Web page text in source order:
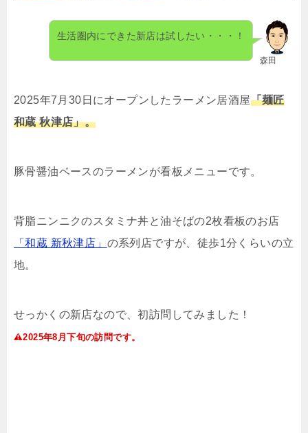
森田
生活圏内にできた新店は試したい・・・！
2025年7月30日にオープンしたラーメン居酒屋「麺匠
和蔵 秋津店」。
豚骨醤油ベースのラーメンが看板メニューです。
背脂ニンニクのスタミナ丼と油そばの2枚看板のお店
「和蔵 新秋津店」 の系列店ですが、徒歩1分くらいの立
地。
せっかくの新店なので、初訪問してみました！
2025年8月下旬の訪問です。